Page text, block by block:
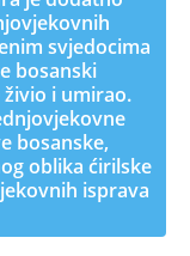
svjedocima
bosanski
i umirao.
bosanske,
oblika ćirilske
isprava